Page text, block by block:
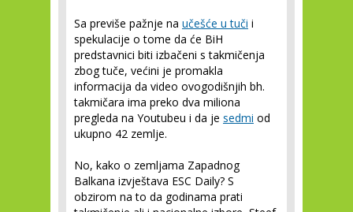
Sa previše pažnje na učešće u tuči i
spekulacije o tome da će BiH
predstavnici biti izbačeni s takmičenja
zbog tuče, većini je promakla
informacija da video ovogodišnjih bh.
takmičara ima preko dva miliona
pregleda na Youtubeu i da je sedmi od
ukupno 42 zemlje.
No, kako o zemljama Zapadnog
Balkana izvještava ESC Daily? S
obzirom na to da godinama prati